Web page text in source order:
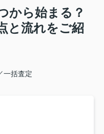
から始まる？
と流れをご紹
一括査定